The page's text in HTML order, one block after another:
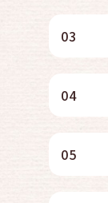
03
04
05